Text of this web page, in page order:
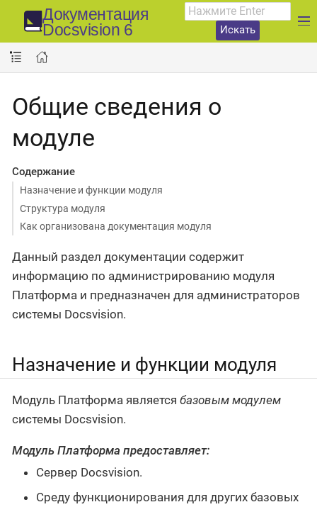
Документация
Docsvision 6
Искать
Общие сведения о
модуле
Содержание
Назначение и функции модуля
Структура модуля
Как организована документация модуля
Данный раздел документации содержит
информацию по администрированию модуля
Платформа и предназначен для администраторов
системы Docsvision.
Назначение и функции модуля
Модуль Платформа является базовым модулем
системы Docsvision.
Модуль Платформа предоставляет:
Сервер Docsvision.
Среду функционирования для других базовых